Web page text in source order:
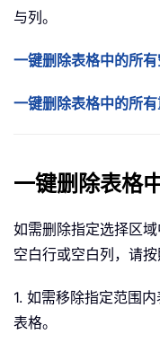
与列。
一键删除表格中的所
一键删除表格中的所
一键删除表格
如需删除指定选择区
空白行或空白列，请按
1. 如需移除指定范围
表格。